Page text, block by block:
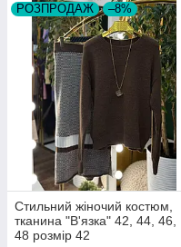
РОЗПРОДАЖ –8%
Стильний жіночий костюм,
тканина "В'язка" 42, 44, 46,
48 розмір 42